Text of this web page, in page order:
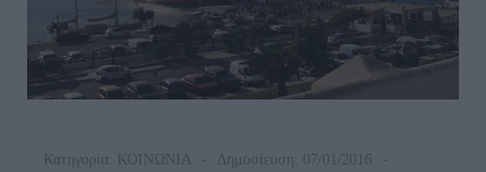
Κατηγορία: ΚΟΙΝΩΝΙΑ
Δημοσίευση: 07/01/2016